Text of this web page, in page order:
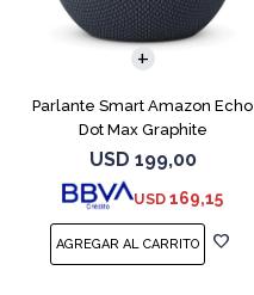
Parlante Smart Amazon Echo
Dot Max Graphite
USD 199,00
USD 169,15